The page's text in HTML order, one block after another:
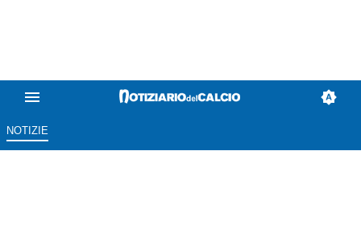
NOTIZIE